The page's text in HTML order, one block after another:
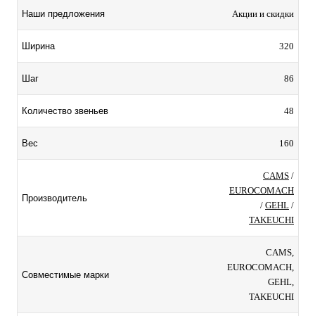
Наши предложения Акции и скидки
Ширина 320
Шаг 86
Количество звеньев 48
Вес 160
Производитель
CAMS /
EUROCOMACH
/ GEHL /
TAKEUCHI
Совместимые марки
CAMS,
EUROCOMACH,
GEHL,
TAKEUCHI